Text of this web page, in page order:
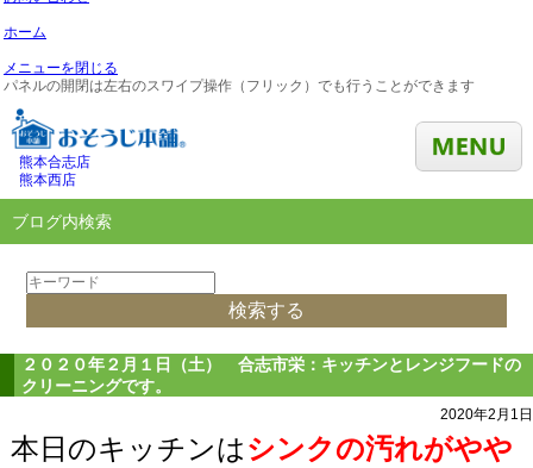
ホーム
メニューを閉じる
パネルの開閉は左右のスワイプ操作（フリック）でも行うことができます
熊本合志店
熊本西店
ブログ内検索
２０２０年２月１日（土） 合志市栄：キッチンとレンジフードの
クリーニングです。
2020年2月1日
本日のキッチンはシンクの汚れがやや